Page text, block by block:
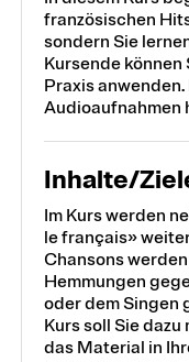
französischen
sondern Sie
Kursende
Praxis
Audioaufnahmen
Inhalte/
Im Kurs werden
le français»
Chansons
Hemmungen
oder dem Singen
Kurs soll Sie
das Material in